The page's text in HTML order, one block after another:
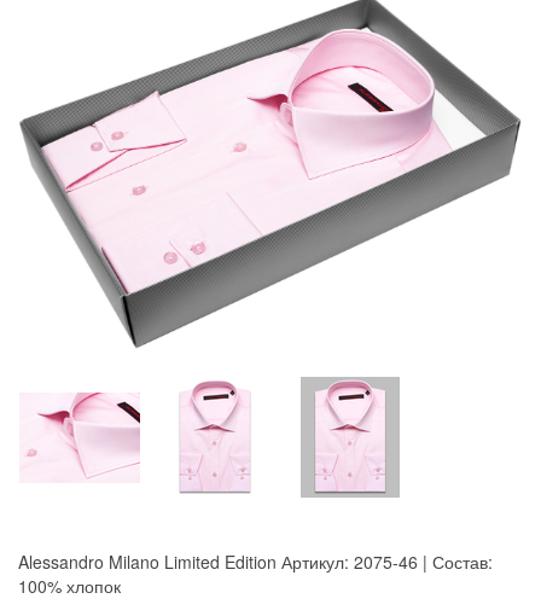
Alessandro Milano Limited Edition Артикул: 2075-46 | Состав:
100% хлопок